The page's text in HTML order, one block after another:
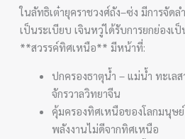
ในลัทธิเต๋ายุคราชวงศ์ถัง–ซ่ง มีการจัด
เป็นระเบียบ เจินหวู่ได้รับการยกย่อง
**สวรรค์ทิศเหนือ** มีหน้าที่:
ปกครองธาตุน้ำ – แม่น้ำ ทะเล
จักรวาลวิทยาจีน
คุ้มครองทิศเหนือของโลกมนุษ
พลังงานไม่ดีจากทิศเหนือ